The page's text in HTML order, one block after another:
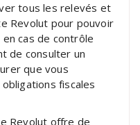
tous les relevés et
Revolut pour pouvoir
cas de contrôle
de consulter un
que vous
fiscales
Revolut offre de